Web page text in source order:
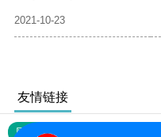
2021-10-23
友情链接
网站地图